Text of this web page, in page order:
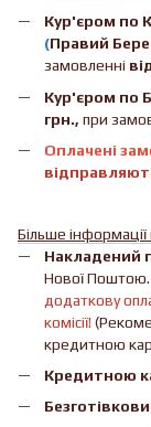
Кур'єром по
(Правий
замовленні
Кур'єром по
грн., при
Оплачені
Більше
Накладений
Нової Поштою.
додаткову
комісії!
кредитною
Кредитною